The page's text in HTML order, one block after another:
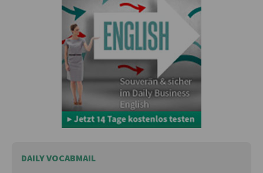
DAILY VOCABMAIL